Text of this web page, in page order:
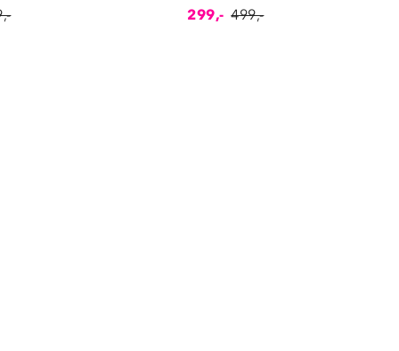
299,- 499,-